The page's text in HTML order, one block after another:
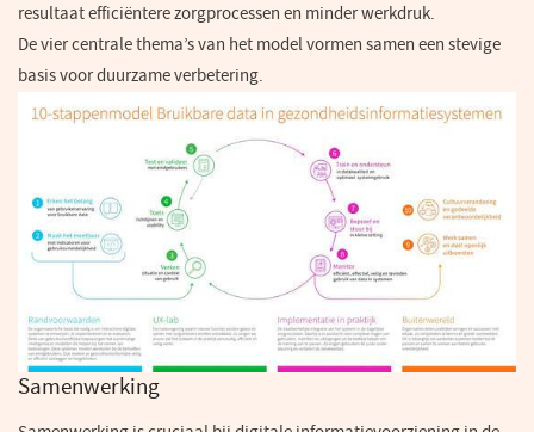
resultaat efficiëntere zorgprocessen en minder werkdruk.
De vier centrale thema’s van het model vormen samen een stevige
basis voor duurzame verbetering.
Samenwerking